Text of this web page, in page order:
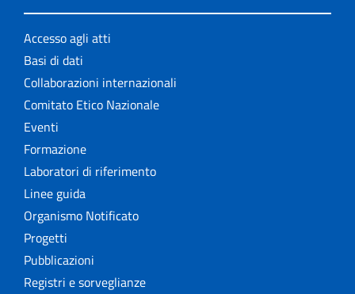
Accesso agli atti
Basi di dati
Collaborazioni internazionali
Comitato Etico Nazionale
Eventi
Formazione
Laboratori di riferimento
Linee guida
Organismo Notificato
Progetti
Pubblicazioni
Registri e sorveglianze